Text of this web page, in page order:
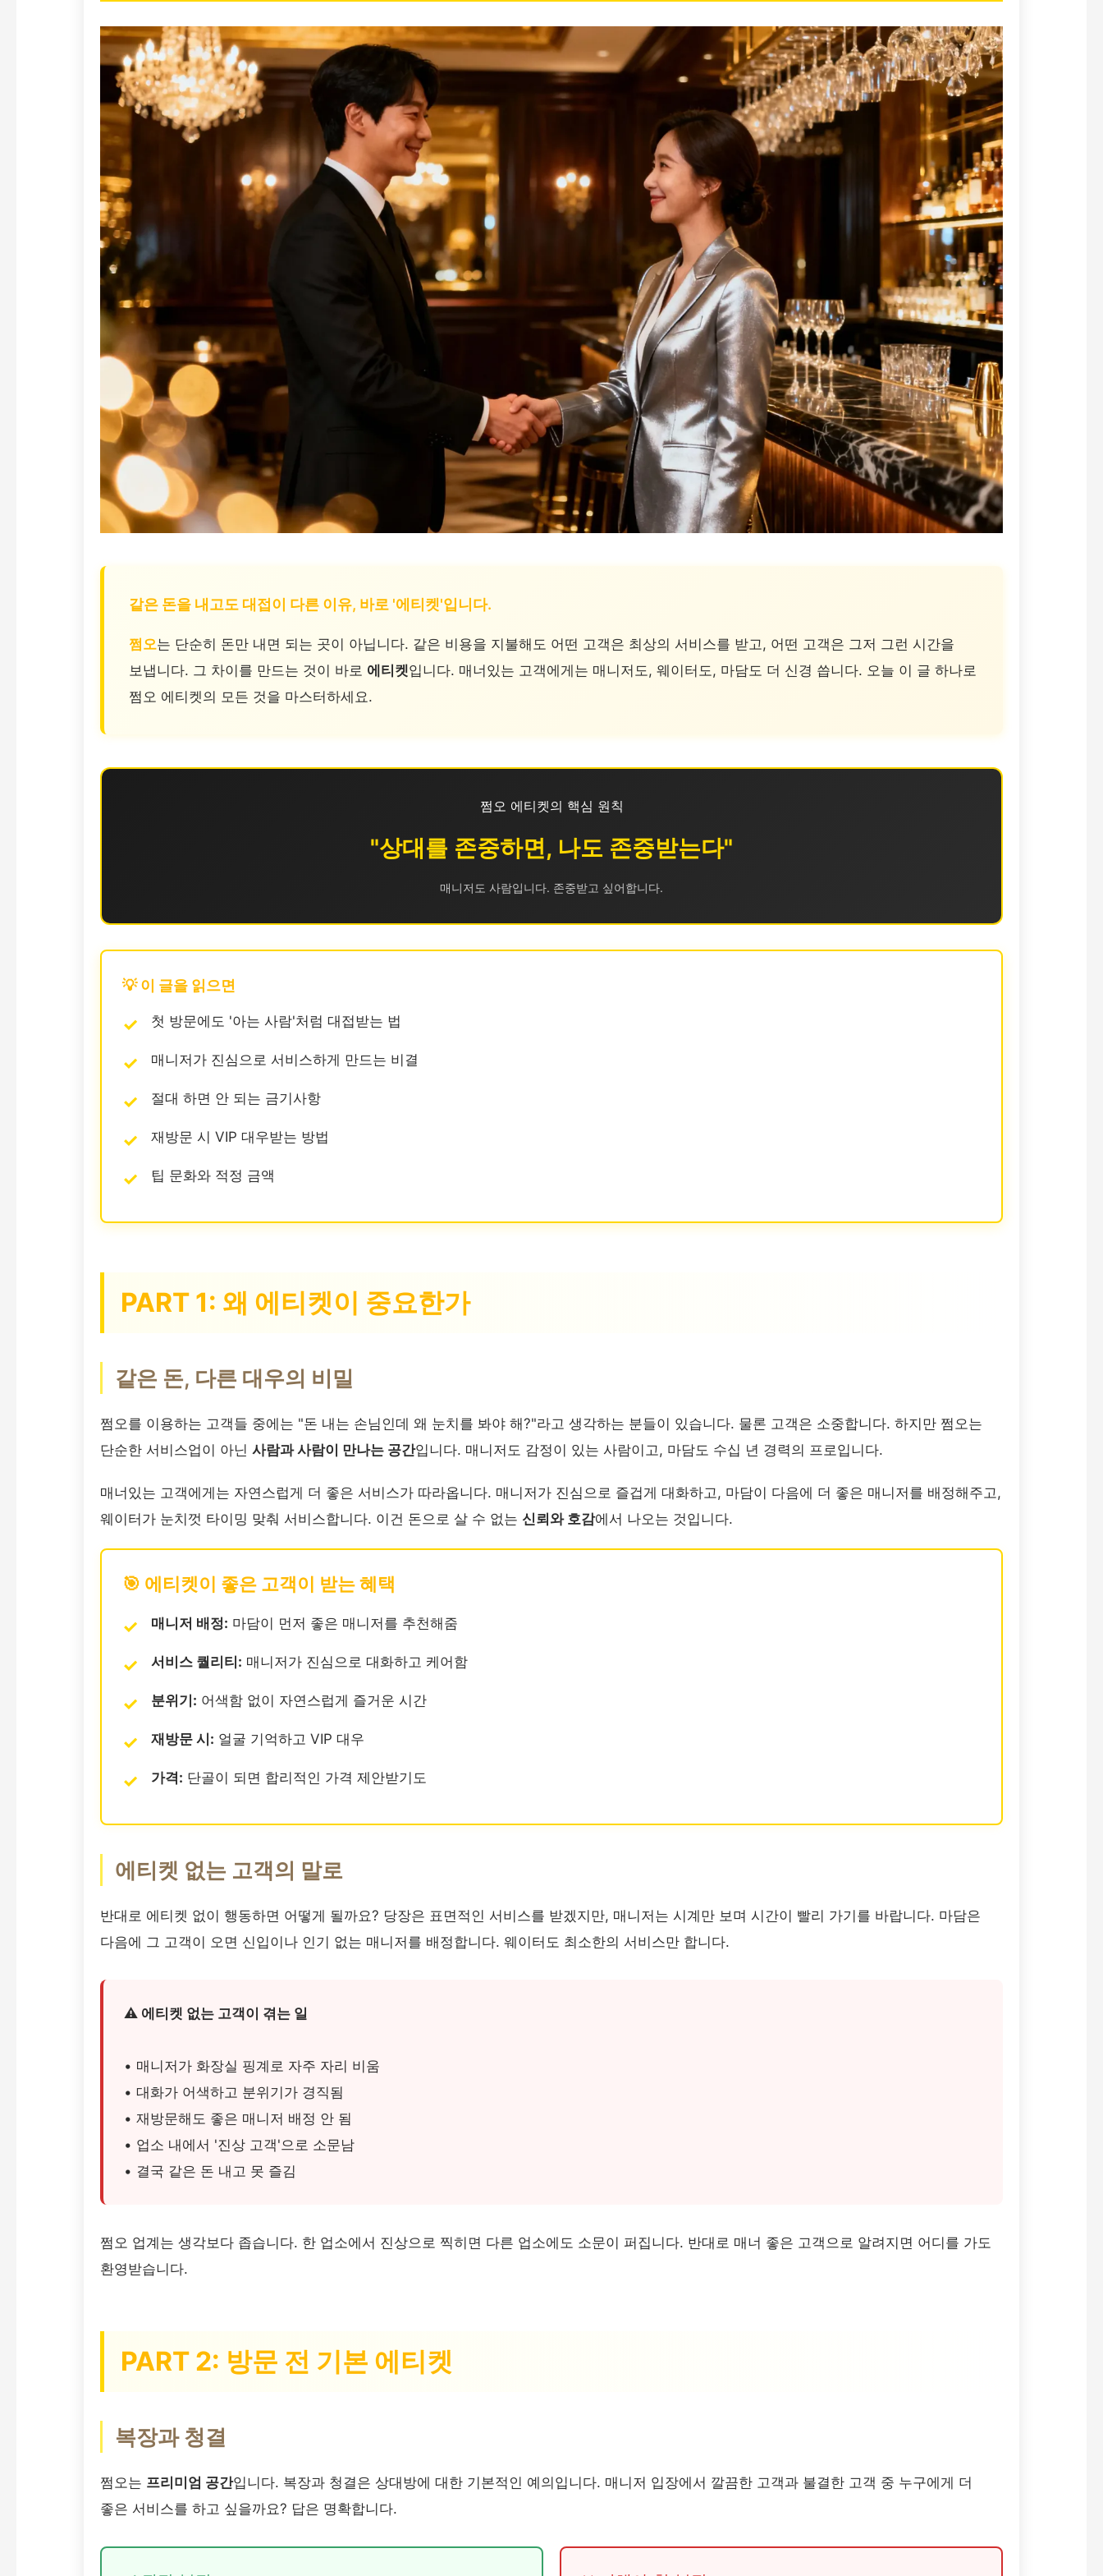
같은 돈을 내고도 대접이 다른 이유, 바로 '에티켓'입니다.
쩜오는 단순히 돈만 내면 되는 곳이 아닙니다. 같은 비용을 지불해도 어떤 고객은 최상의 서비스를 받고, 어떤 고객은 그저 그런 시간을
보냅니다. 그 차이를 만드는 것이 바로 에티켓입니다. 매너있는 고객에게는 매니저도, 웨이터도, 마담도 더 신경 씁니다. 오늘 이 글 하나로
쩜오 에티켓의 모든 것을 마스터하세요.
쩜오 에티켓의 핵심 원칙
"상대를 존중하면, 나도 존중받는다"
매니저도 사람입니다. 존중받고 싶어합니다.
💡 이 글을 읽으면
첫 방문에도 '아는 사람'처럼 대접받는 법
매니저가 진심으로 서비스하게 만드는 비결
절대 하면 안 되는 금기사항
재방문 시 VIP 대우받는 방법
팁 문화와 적정 금액
PART 1: 왜 에티켓이 중요한가
같은 돈, 다른 대우의 비밀
쩜오를 이용하는 고객들 중에는 "돈 내는 손님인데 왜 눈치를 봐야 해?"라고 생각하는 분들이 있습니다. 물론 고객은 소중합니다. 하지만 쩜오는
단순한 서비스업이 아닌 사람과 사람이 만나는 공간입니다. 매니저도 감정이 있는 사람이고, 마담도 수십 년 경력의 프로입니다.
매너있는 고객에게는 자연스럽게 더 좋은 서비스가 따라옵니다. 매니저가 진심으로 즐겁게 대화하고, 마담이 다음에 더 좋은 매니저를 배정해주고,
웨이터가 눈치껏 타이밍 맞춰 서비스합니다. 이건 돈으로 살 수 없는 신뢰와 호감에서 나오는 것입니다.
🎯 에티켓이 좋은 고객이 받는 혜택
매니저 배정: 마담이 먼저 좋은 매니저를 추천해줌
서비스 퀄리티: 매니저가 진심으로 대화하고 케어함
분위기: 어색함 없이 자연스럽게 즐거운 시간
재방문 시: 얼굴 기억하고 VIP 대우
가격: 단골이 되면 합리적인 가격 제안받기도
에티켓 없는 고객의 말로
반대로 에티켓 없이 행동하면 어떻게 될까요? 당장은 표면적인 서비스를 받겠지만, 매니저는 시계만 보며 시간이 빨리 가기를 바랍니다. 마담은
다음에 그 고객이 오면 신입이나 인기 없는 매니저를 배정합니다. 웨이터도 최소한의 서비스만 합니다.
⚠️ 에티켓 없는 고객이 겪는 일
• 매니저가 화장실 핑계로 자주 자리 비움
• 대화가 어색하고 분위기가 경직됨
• 재방문해도 좋은 매니저 배정 안 됨
• 업소 내에서 '진상 고객'으로 소문남
• 결국 같은 돈 내고 못 즐김
쩜오 업계는 생각보다 좁습니다. 한 업소에서 진상으로 찍히면 다른 업소에도 소문이 퍼집니다. 반대로 매너 좋은 고객으로 알려지면 어디를 가도
환영받습니다.
PART 2: 방문 전 기본 에티켓
복장과 청결
쩜오는 프리미엄 공간입니다. 복장과 청결은 상대방에 대한 기본적인 예의입니다. 매니저 입장에서 깔끔한 고객과 불결한 고객 중 누구에게 더
좋은 서비스를 하고 싶을까요? 답은 명확합니다.